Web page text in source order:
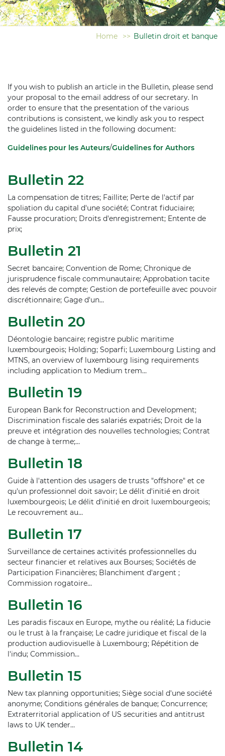
Home >> Bulletin droit et banque
If you wish to publish an article in the Bulletin, please send
your proposal to the email address of our secretary. In
order to ensure that the presentation of the various
contributions is consistent, we kindly ask you to respect
the guidelines listed in the following document:
Guidelines pour les Auteurs/Guidelines for Authors
Bulletin 22
La compensation de titres; Faillite; Perte de l'actif par
spoliation du capital d'une société; Contrat fiduciaire;
Fausse procuration; Droits d'enregistrement; Entente de
prix;
Bulletin 21
Secret bancaire; Convention de Rome; Chronique de
jurisprudence fiscale communautaire; Approbation tacite
des relevés de compte; Gestion de portefeuille avec pouvoir
discrétionnaire; Gage d'un…
Bulletin 20
Déontologie bancaire; registre public maritime
luxembourgeois; Holding; Soparfi; Luxembourg Listing and
MTNS, an overview of luxembourg lising requirements
including application to Medium trem…
Bulletin 19
European Bank for Reconstruction and Development;
Discrimination fiscale des salariés expatriés; Droit de la
preuve et intégration des nouvelles technologies; Contrat
de change à terme;…
Bulletin 18
Guide à l'attention des usagers de trusts "offshore" et ce
qu'un professionnel doit savoir; Le délit d'initié en droit
luxembourgeois; Le délit d'initié en droit luxembourgeois;
Le recouvrement au…
Bulletin 17
Surveillance de certaines activités professionnelles du
secteur financier et relatives aux Bourses; Sociétés de
Participation Financières; Blanchiment d'argent ;
Commission rogatoire…
Bulletin 16
Les paradis fiscaux en Europe, mythe ou réalité; La fiducie
ou le trust à la française; Le cadre juridique et fiscal de la
production audiovisuelle à Luxembourg; Répétition de
l'indu; Commission…
Bulletin 15
New tax planning opportunities; Siège social d'une société
anonyme; Conditions générales de banque; Concurrence;
Extraterritorial application of US securities and antitrust
laws to UK tender…
Bulletin 14